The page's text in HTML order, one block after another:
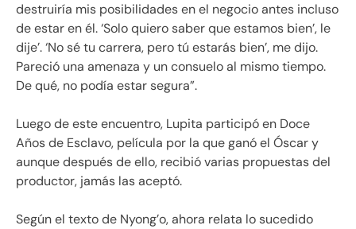
destruiría mis posibilidades en el negocio antes incluso
de estar en él. ‘Solo quiero saber que estamos bien’, le
dije’. ‘No sé tu carrera, pero tú estarás bien’, me dijo.
Pareció una amenaza y un consuelo al mismo tiempo.
De qué, no podía estar segura”.
Luego de este encuentro, Lupita participó en Doce
Años de Esclavo, película por la que ganó el Óscar y
aunque después de ello, recibió varias propuestas del
productor, jamás las aceptó.
Según el texto de Nyong’o, ahora relata lo sucedido